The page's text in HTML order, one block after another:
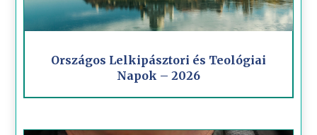
Országos Lelkipásztori és Teológiai
Napok – 2026